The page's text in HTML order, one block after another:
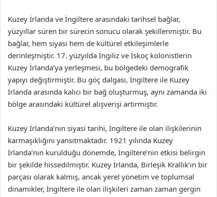
Kuzey İrlanda ve İngiltere arasındaki tarihsel bağlar,
yüzyıllar süren bir sürecin sonucu olarak şekillenmiştir. Bu
bağlar, hem siyasi hem de kültürel etkileşimlerle
derinleşmiştir. 17. yüzyılda İngiliz ve İskoç kolonistlerin
Kuzey İrlanda’ya yerleşmesi, bu bölgedeki demografik
yapıyı değiştirmiştir. Bu göç dalgası, İngiltere ile Kuzey
İrlanda arasında kalıcı bir bağ oluşturmuş, aynı zamanda iki
bölge arasındaki kültürel alışverişi artırmıştır.
Kuzey İrlanda’nın siyasi tarihi, İngiltere ile olan ilişkilerinin
karmaşıklığını yansıtmaktadır. 1921 yılında Kuzey
İrlanda’nın kurulduğu dönemde, İngiltere’nin etkisi belirgin
bir şekilde hissedilmiştir. Kuzey İrlanda, Birleşik Krallık’ın bir
parçası olarak kalmış, ancak yerel yönetim ve toplumsal
dinamikler, İngiltere ile olan ilişkileri zaman zaman gergin